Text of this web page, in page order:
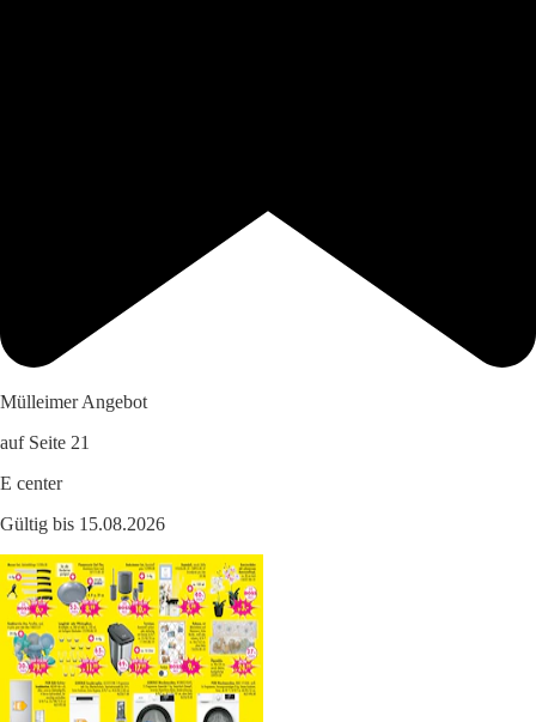
Mülleimer Angebot
auf Seite 21
E center
Gültig bis 15.08.2026